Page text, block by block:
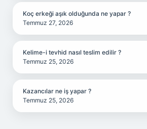
Koç erkeği aşık olduğunda ne yapar ?
Temmuz 27, 2026
Kelime-i tevhid nasıl teslim edilir ?
Temmuz 25, 2026
Kazancılar ne iş yapar ?
Temmuz 25, 2026